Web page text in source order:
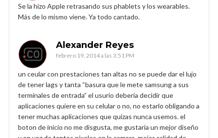
Se la hizo Apple retrasando sus phablets y los wearables.
Más de lo mismo viene. Ya todo cantado.
Alexander Reyes
febrero 19, 2014 a las 3:51 PM
un ceular con prestaciones tan altas no se puede dar el lujo
de tener lags y tanta “basura que le mete samsung a sus
terminales de entrada” el usurio deberia decidir que
aplicaciones quiere en su celular o no, no estarlo obligando a
tener muchas aplicaciones que quizas nunca usemos. el
boton de inicio no me disgusta, me gustaria un mejor diseño